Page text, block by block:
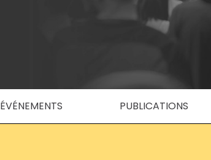
ÉVÉNEMENTS PUBLICATIONS